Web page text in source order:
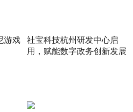
游戏
社宝科技杭州研发中心启
用，赋能数字政务创新发展